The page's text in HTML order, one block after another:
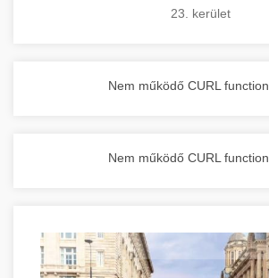
támogatás biztosítja az Ön
Nagykonyhai berendezések
23. kerület
Nem működő CURL
Nem működő CURL